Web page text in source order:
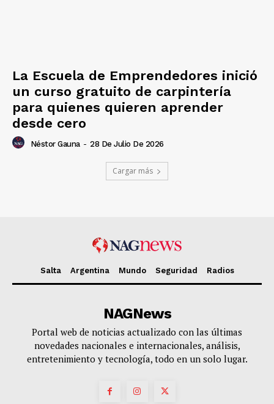
La Escuela de Emprendedores inició
un curso gratuito de carpintería
para quienes quieren aprender
desde cero
Néstor Gauna - 28 De Julio De 2026
Cargar más
Salta Argentina Mundo Seguridad Radios
NAGNews
Portal web de noticias actualizado con las últimas
novedades nacionales e internacionales, análisis,
entretenimiento y tecnología, todo en un solo lugar.